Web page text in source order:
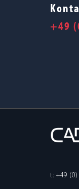
+49
t: +49 (0)